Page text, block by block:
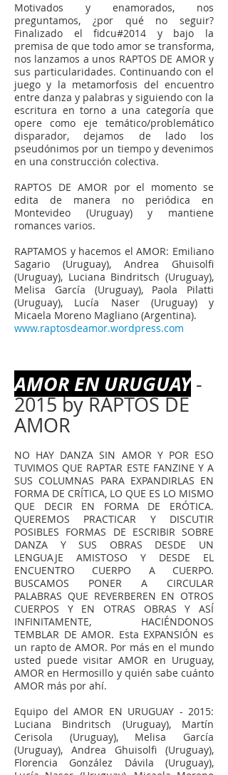
Motivados y enamorados, nos
preguntamos, ¿por qué no seguir?
Finalizado el fidcu#2014 y bajo la
premisa de que todo amor se transforma,
nos lanzamos a unos RAPTOS DE AMOR y
sus particularidades. Continuando con el
juego y la metamorfosis del encuentro
entre danza y palabras y siguiendo con la
escritura en torno a una categoría que
opere como eje temático/problemático
disparador, dejamos de lado los
pseudónimos por un tiempo y devenimos
en una construcción colectiva.
RAPTOS DE AMOR por el momento se
edita de manera no periódica en
Montevideo (Uruguay) y mantiene
romances varios.
RAPTAMOS y hacemos el AMOR: Emiliano
Sagario (Uruguay), Andrea Ghuisolfi
(Uruguay), Luciana Bindritsch (Uruguay),
Melisa García (Uruguay), Paola Pilatti
(Uruguay), Lucía Naser (Uruguay) y
Micaela Moreno Magliano (Argentina).
www.raptosdeamor.wordpress.com
AMOR EN URUGUAY -
2015 by RAPTOS DE
AMOR
NO HAY DANZA SIN AMOR Y POR ESO
TUVIMOS QUE RAPTAR ESTE FANZINE Y A
SUS COLUMNAS PARA EXPANDIRLAS EN
FORMA DE CRÍTICA, LO QUE ES LO MISMO
QUE DECIR EN FORMA DE ERÓTICA.
QUEREMOS PRACTICAR Y DISCUTIR
POSIBLES FORMAS DE ESCRIBIR SOBRE
DANZA Y SUS OBRAS DESDE UN
LENGUAJE AMISTOSO Y DESDE EL
ENCUENTRO CUERPO A CUERPO.
BUSCAMOS PONER A CIRCULAR
PALABRAS QUE REVERBEREN EN OTROS
CUERPOS Y EN OTRAS OBRAS Y ASÍ
INFINITAMENTE, HACIÉNDONOS
TEMBLAR DE AMOR. Esta EXPANSIÓN es
un rapto de AMOR. Por más en el mundo
usted puede visitar AMOR en Uruguay,
AMOR en Hermosillo y quién sabe cuánto
AMOR más por ahí.
Equipo del AMOR EN URUGUAY - 2015:
Luciana Bindritsch (Uruguay), Martín
Cerisola (Uruguay), Melisa García
(Uruguay), Andrea Ghuisolfi (Uruguay),
Florencia González Dávila (Uruguay),